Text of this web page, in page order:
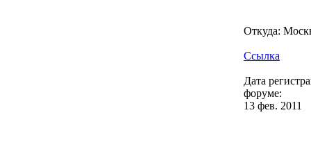
Откуда:
Ссылка
Дата
форуме:
13 фев. 2011